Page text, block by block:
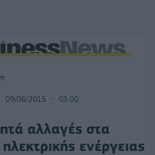
09/06/2015 03:00
αλλαγές στα
ενέργειας